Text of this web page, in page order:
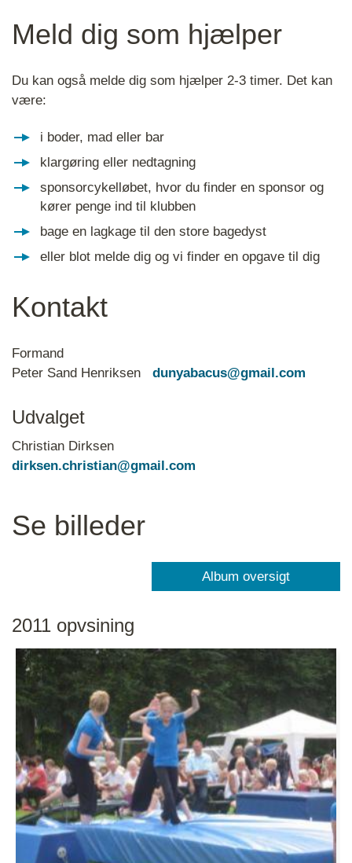
Meld dig som hjælper
Du kan også melde dig som hjælper 2-3 timer. Det kan
være:
i boder, mad eller bar
klargøring eller nedtagning
sponsorcykelløbet, hvor du finder en sponsor og
kører penge ind til klubben
bage en lagkage til den store bagedyst
eller blot melde dig og vi finder en opgave til dig
Kontakt
Formand
Peter Sand Henriksen dunyabacus@gmail.com
Udvalget
Christian Dirksen
dirksen.christian@gmail.com
Se billeder
2011 opvsining